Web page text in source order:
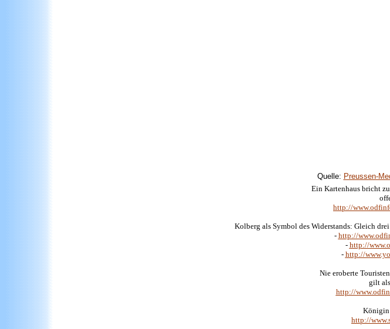
Quelle: Preussen-
Ein Kartenhaus bricht
http://
Kolberg als Symbol des Widerstands: Gleich
- http://
- http://
- http://
Nie eroberte
gilt
http://
Königin
http://